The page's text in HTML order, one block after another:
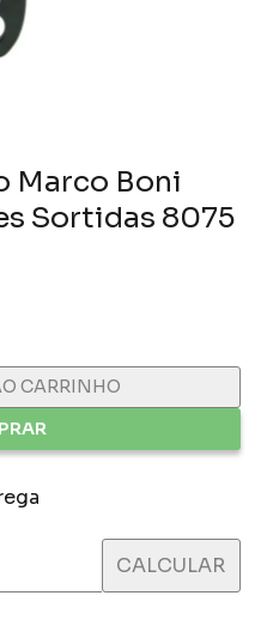
Marco Boni
Sortidas 8075
CARRINHO